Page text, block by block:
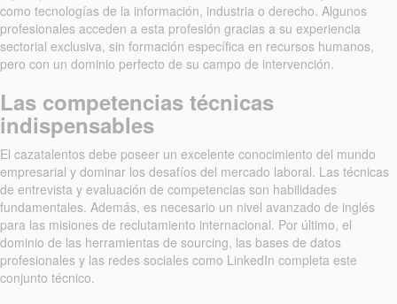
como tecnologías de la información, industria o derecho. Algunos
profesionales acceden a esta profesión gracias a su experiencia
sectorial exclusiva, sin formación específica en recursos humanos,
pero con un dominio perfecto de su campo de intervención.
Las competencias técnicas
indispensables
El cazatalentos debe poseer un excelente conocimiento del mundo
empresarial y dominar los desafíos del mercado laboral. Las técnicas
de entrevista y evaluación de competencias son habilidades
fundamentales. Además, es necesario un nivel avanzado de inglés
para las misiones de reclutamiento internacional. Por último, el
dominio de las herramientas de sourcing, las bases de datos
profesionales y las redes sociales como LinkedIn completa este
conjunto técnico.